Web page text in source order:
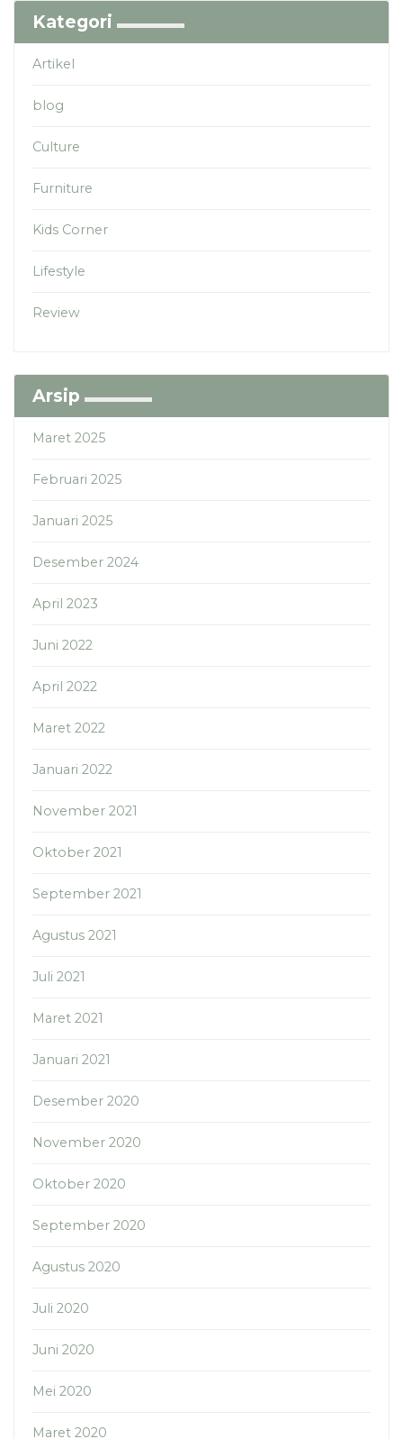
Kategori
Artikel
blog
Culture
Furniture
Kids Corner
Lifestyle
Review
Arsip
Maret 2025
Februari 2025
Januari 2025
Desember 2024
April 2023
Juni 2022
April 2022
Maret 2022
Januari 2022
November 2021
Oktober 2021
September 2021
Agustus 2021
Juli 2021
Maret 2021
Januari 2021
Desember 2020
November 2020
Oktober 2020
September 2020
Agustus 2020
Juli 2020
Juni 2020
Mei 2020
Maret 2020